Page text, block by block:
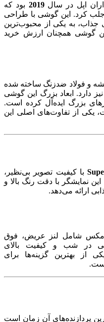
اپل در سال2019 بود که
جلب کرد. این گوشی با طراحی
جذاب، به یکی از محبوب‌ترین
گوشی همچنان ارزش خرید
و فولاد ضدزنگ ساخته شده
دارد. ابعاد بزرگ این گوشی
بزرگ ایده‌آل کرده است.
یکی از تفاوت‌های اصلی این
با کیفیت تصویر بی‌نظیر،
نمایشگر با دقت رنگ بالا و
ارائه می‌دهد.
مکس شامل لنز عریض، فوق
در شب و کیفیت بالای
از بهترین گزینه‌ها برای
پردازنده‌های آن زمان است